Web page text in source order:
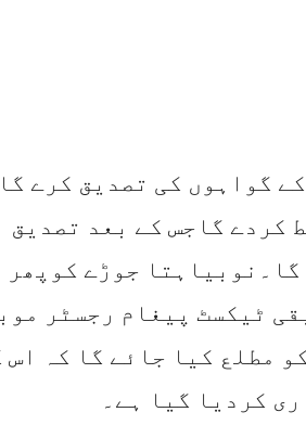
گواہوں کی تصدیق کرے
کردے گاجس کے بعد تصدیق
جوڑے کوپھر
ٹیکسٹ پیغام رجسٹر
مطلع کیا جائے گا کہ اس
کردیا گیا ہے۔